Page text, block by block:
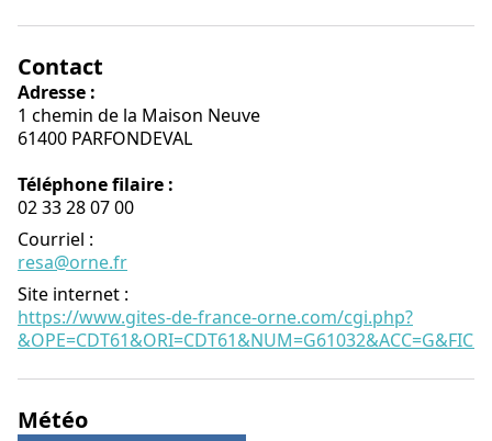
Contact
Adresse :
1 chemin de la Maison Neuve
61400 PARFONDEVAL
Téléphone filaire :
02 33 28 07 00
Courriel :
resa@orne.fr
Site internet :
https://www.gites-de-france-orne.com/cgi.php?
Météo